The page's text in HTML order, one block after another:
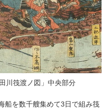
渡ノ図」中央部分
船を数千艘集めて3日で組み筏